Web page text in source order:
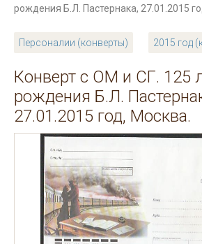
рождения Б.Л. Пастернака, 27.01.2015
Персоналии (конверты) 2015 год
Конверт с ОМ и СГ. 125
рождения Б.Л.
27.01.2015 год, Москва.